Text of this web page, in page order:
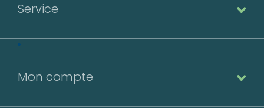
Service
Mon compte